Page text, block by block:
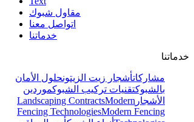
مقاول شبوك
اتواصل معنا
خدماتنا
خدماتنا
مشاركاتأشجار زيت الزيتونحلول الأمان
بالشبوكتقنيات تركيب الشبوكموردين
الأشجار
Landscaping ContractsModern
Fencing TechnologiesModern Fencing